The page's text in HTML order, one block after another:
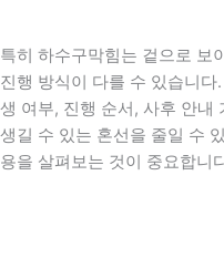
특히 하수구막힘는 겉으로 보
진행 방식이 다를 수 있습니
생 여부, 진행 순서, 사후 안내
생길 수 있는 혼선을 줄일 수
용을 살펴보는 것이 중요합니